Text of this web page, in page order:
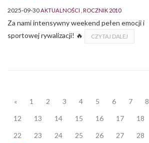
2025-09-30AKTUALNOŚCI ROCZNIK 2010
Za nami intensywny weekend pełen emocji i
sportowej rywalizacji! 🔥
CZYTAJ DALEJ
« 1 2 3 4 5 6 7 8
12
13 14 15 16 17 18
22
23 24 25 26 27 28